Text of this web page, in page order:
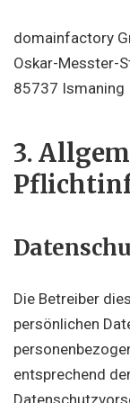
domainfactory
Oskar-Messter-
85737 Ismaning
3.
Die Betreiber
persönlichen
entsprechend